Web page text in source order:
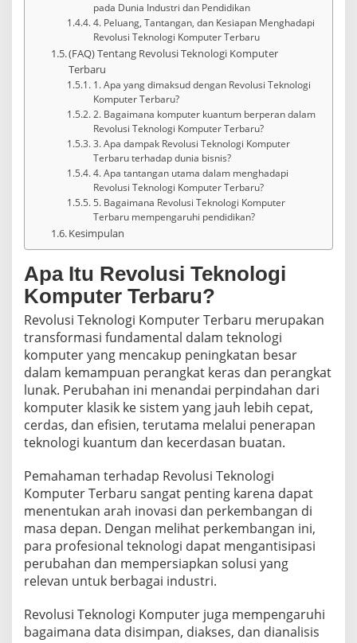
pada Dunia Industri dan Pendidikan
4. Peluang, Tantangan, dan Kesiapan Menghadapi
Revolusi Teknologi Komputer Terbaru
(FAQ) Tentang Revolusi Teknologi Komputer
Terbaru
1. Apa yang dimaksud dengan Revolusi Teknologi
Komputer Terbaru?
2. Bagaimana komputer kuantum berperan dalam
Revolusi Teknologi Komputer Terbaru?
3. Apa dampak Revolusi Teknologi Komputer
Terbaru terhadap dunia bisnis?
4. Apa tantangan utama dalam menghadapi
Revolusi Teknologi Komputer Terbaru?
5. Bagaimana Revolusi Teknologi Komputer
Terbaru mempengaruhi pendidikan?
Kesimpulan
Apa Itu Revolusi Teknologi
Komputer Terbaru?
Revolusi Teknologi Komputer Terbaru merupakan
transformasi fundamental dalam teknologi
komputer yang mencakup peningkatan besar
dalam kemampuan perangkat keras dan perangkat
lunak. Perubahan ini menandai perpindahan dari
komputer klasik ke sistem yang jauh lebih cepat,
cerdas, dan efisien, terutama melalui penerapan
teknologi kuantum dan kecerdasan buatan.
Pemahaman terhadap Revolusi Teknologi
Komputer Terbaru sangat penting karena dapat
menentukan arah inovasi dan perkembangan di
masa depan. Dengan melihat perkembangan ini,
para profesional teknologi dapat mengantisipasi
perubahan dan mempersiapkan solusi yang
relevan untuk berbagai industri.
Revolusi Teknologi Komputer juga mempengaruhi
bagaimana data disimpan, diakses, dan dianalisis